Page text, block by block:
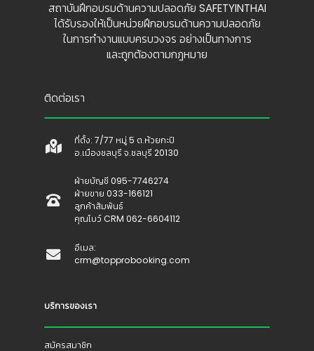
สถาบันฝึกอบรมด้านความปลอดภัย SAFETYINTHAI
ได้รับรองให้เป็นหน่วยฝึกอบรมด้านความปลอดภัย
ในการทำงานแบบครบวงจร อย่างเป็นทางการ
และถูกต้องตามกฎหมาย
ติดต่อเรา
ที่ตั้ง: 7/77 หมู่ 5 ต.ห้วยกะปิ
อ.เมืองชลบุรี จ.ชลบุรี 20130
ฝ่ายบัญชี 095-7746274
ฝ่ายขาย 033-166121
ลูกค้าสัมพันธ์
คุณโบว์ CRM 062-6604112
อีเมล:
crm@topprobooking.com
บริการของเรา
สมัครสมาชิก